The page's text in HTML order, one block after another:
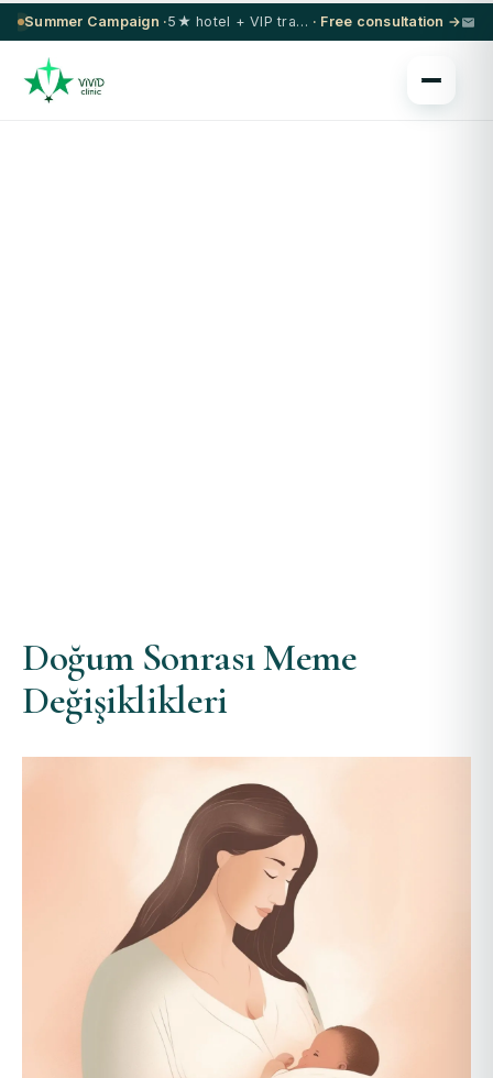
Summer Campaign · 5★ hotel + VIP transfer on select procedures · Free consultation →
Doğum Sonrası Meme
Değişiklikleri